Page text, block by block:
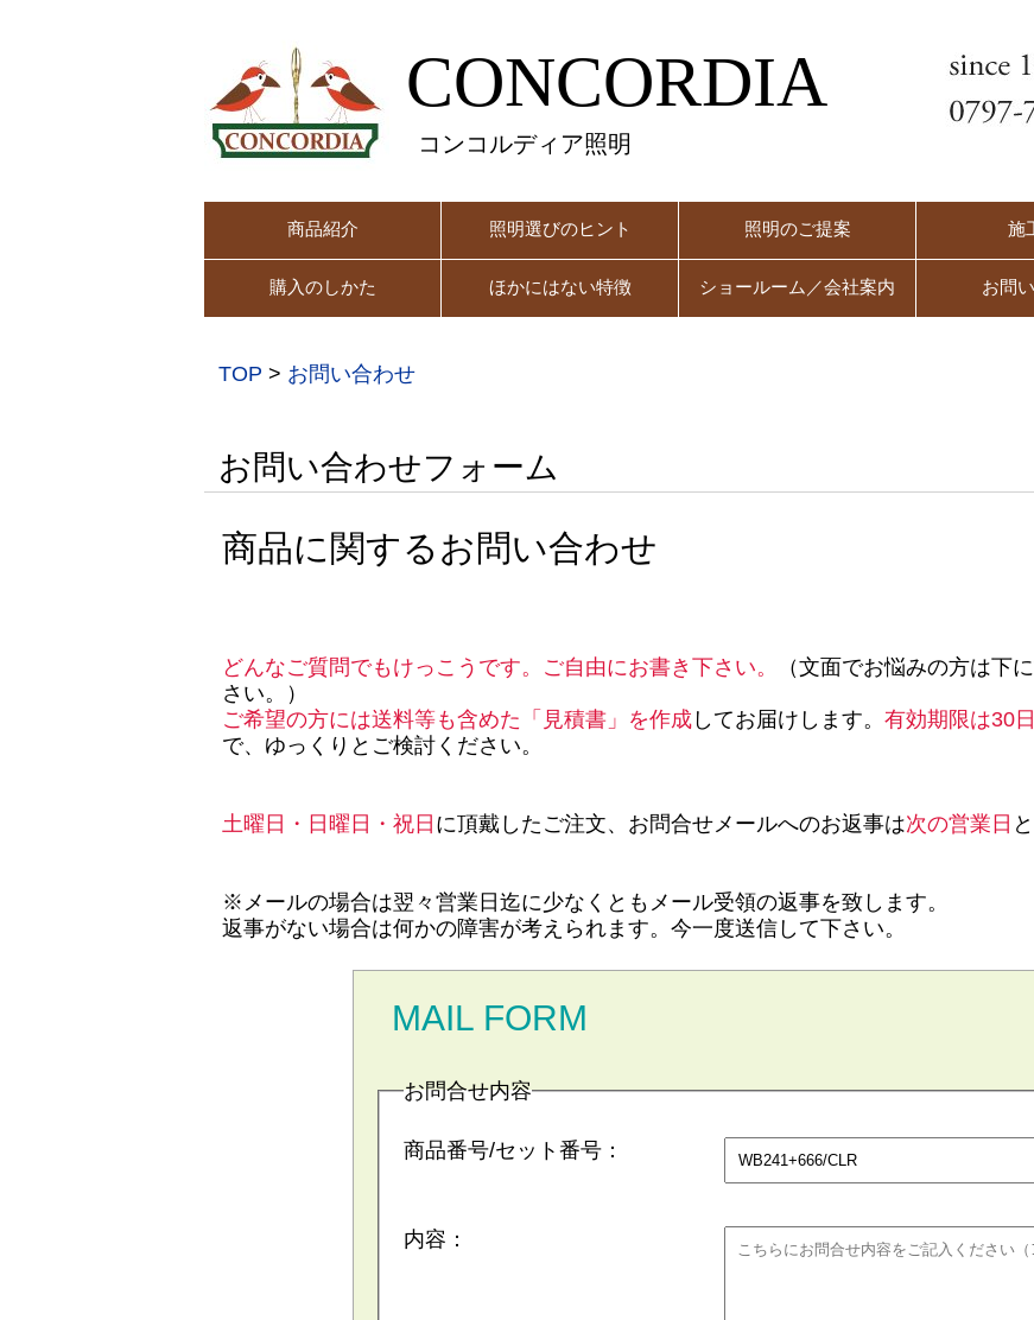
CONCORDIA
コンコルディア照明
商品紹介 照明選びのヒント 照明のご提案 施
購入のしかた ほかにはない特徴 ショールーム／会社案内 お問
TOP > お問い合わせ
お問い合わせフォーム
商品に関するお問い合わせ
どんなご質問でもけっこうです。ご自由にお書き下さい。
（文面でお悩みの方は下
さい。）
ご希望の方には送料等も含めた「見積書」を作成 してお届けします。 有効期限は30日
で、ゆっくりとご検討ください。
土曜日・日曜日・祝日 に頂戴したご注文、お問合せメールへのお返事は次の営業日
※メールの場合は翌々営業日迄に少なくともメール受領の返事を致します。
返事がない場合は何かの障害が考えられます。今一度送信して下さい。
MAIL FORM
お問合せ内容
商品番号/セット番号：
内容：